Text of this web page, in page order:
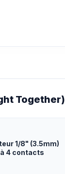
Together)
1/8" (3.5mm)
4 contacts